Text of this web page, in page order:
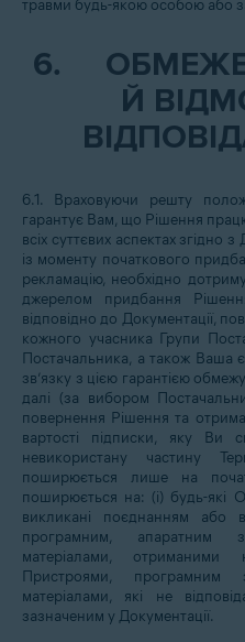
травми будь-якою особою або
6.
Й
6.1. Враховуючи решту
гарантує Вам, що Рішення
всіх суттєвих аспектах згідно
із моменту початкового
рекламацію, необхідно
джерелом придбання
відповідно до Документації,
кожного учасника Групи
Постачальника, а також Ваша
зв’язку з цією гарантією
далі (за вибором
повернення Рішення та
вартості підписки, яку Ви
невикористану частину
поширюється лише на
поширюється на: (i) будь-які
викликані поєднанням або
програмним, апаратним
матеріалами,
Пристроями, програмним
матеріалами, які не
зазначеним у Документації.